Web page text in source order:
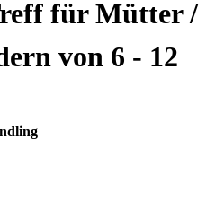
für Mütter /
von 6 - 12